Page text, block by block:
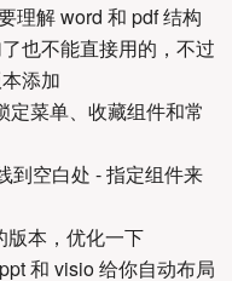
理解 word 和 pdf 结构
也不能直接用的，不过
添加
定菜单、收藏组件和常
到空白处 - 指定组件来
版本，优化一下
和 visio 给你自动布局